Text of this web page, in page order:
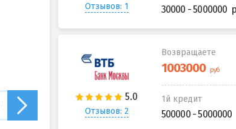
Отзывов: 1 30000 - 5000000
Отзывов: 2
Возвращаете
1й кредит
500000 - 5000000